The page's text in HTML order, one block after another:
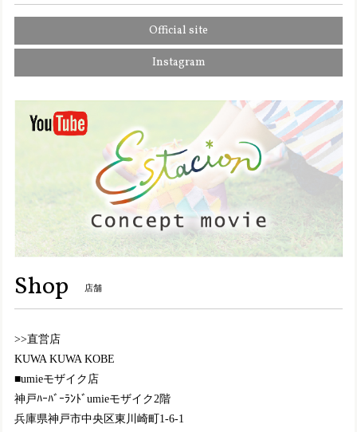
オレンジ（OR）
TGE326-1【ﾚﾃﾞｨｰｽ】Estacion～エスタシオン～・パンダモチーフ2wayサボシューズ
グレーマルチ（GYMT） M／23.0cm〜23.5cm
2024/10/08
Y8157【ﾚﾃﾞｨｰｽ】MOOMIN×Estacion～エスタシオン～・リトルミイモチーフ本革ショートブーツ
ブラック（BL） M／23.0〜23.5cm
2024/10/05
がとうございます。 梱包もとても丁寧で、嬉しく思います
(^^)❤️ デザインがとにかく可愛い💕色合いも柄もとても良
せやすそうで大満足です😄履き心地も良いので、このブーツ
を履いて出かけるのが、今から楽しみです☺️💖 またのご縁の
際も、どうぞ宜しくお願い致します。
Official site
Instagram
Shop 店舗
>>直営店
KUWA KUWA KOBE
■umieモザイク店
神戸ﾊｰﾊﾞｰﾗﾝﾄﾞumieモザイク2階
兵庫県神戸市中央区東川崎町1-6-1